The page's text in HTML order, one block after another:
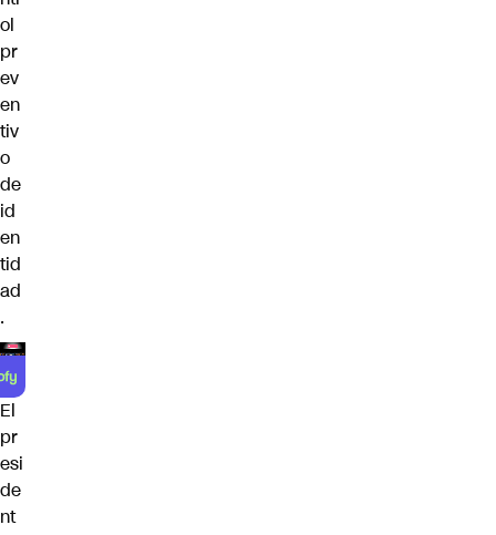
ol
pr
ev
en
tiv
o
de
id
en
tid
ad
.
El
pr
esi
de
nt